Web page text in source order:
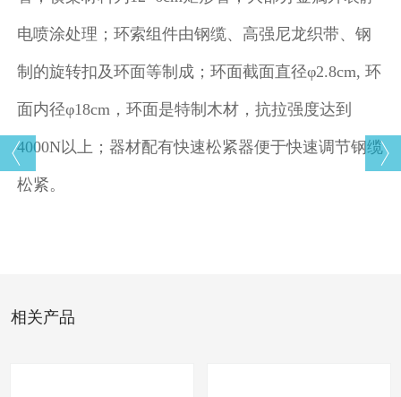
电喷涂处理；环索组件由钢缆、高强尼龙织带、钢
制的旋转扣及环面等制成；环面截面直径φ2.8cm,环
面内径φ18cm ，环面是特制木材，抗拉强度达到
4000N以上；器材配有快速松紧器便于快速调节钢缆
松紧。
相关产品